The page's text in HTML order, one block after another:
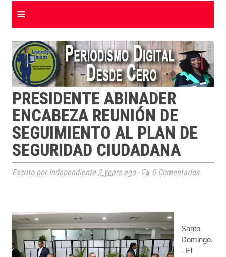
≡
PRESIDENTE ABINADER
ENCABEZA REUNIÓN DE
SEGUIMIENTO AL PLAN DE
SEGURIDAD CIUDADANA
Escrito por Independiente 2 years ago- 0 Comentarios
Santo
Domingo.
- El